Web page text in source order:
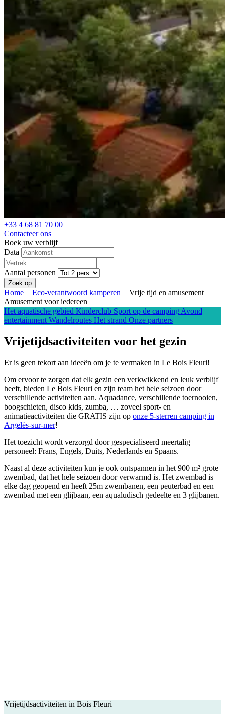
+33 4 68 81 70 00
Contacteer ons
Boek uw verblijf
Data
Aantal personen
Zoek op
Home Eco-verantwoord kamperen
Vrije tijd en amusement
Amusement voor iedereen
Het aquatische gebied Kinderclub Sport op de camping Avond
entertainment Wandelroutes Het strand Onze partners
Vrijetijdsactiviteiten voor het gezin
Er is geen tekort aan ideeën om je te vermaken in Le Bois Fleuri!
Om ervoor te zorgen dat elk gezin een verkwikkend en leuk verblijf
heeft, bieden Le Bois Fleuri en zijn team het hele seizoen door
verschillende activiteiten aan. Aquadance, verschillende toernooien,
boogschieten, disco kids, zumba, … zoveel sport- en
animatieactiviteiten die GRATIS zijn op onze 5-sterren camping in
Argelès-sur-mer!
Het toezicht wordt verzorgd door gespecialiseerd meertalig
personeel: Frans, Engels, Duits, Nederlands en Spaans.
Naast al deze activiteiten kun je ook ontspannen in het 900 m² grote
zwembad, dat het hele seizoen door verwarmd is. Het zwembad is
elke dag geopend en heeft 25m zwembanen, een peuterbad en een
zwembad met een glijbaan, een aqualudisch gedeelte en 3 glijbanen.
Vrijetijdsactiviteiten in Bois Fleuri